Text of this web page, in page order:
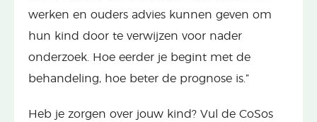
werken en ouders advies kunnen geven om
hun kind door te verwijzen voor nader
onderzoek. Hoe eerder je begint met de
behandeling, hoe beter de prognose is.”
Heb je zorgen over jouw kind? Vul de CoSos